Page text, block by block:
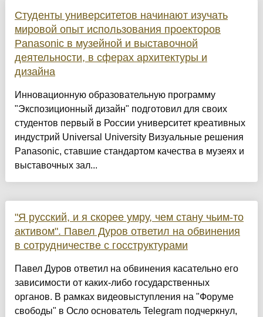
Студенты университетов начинают изучать
мировой опыт использования проекторов
Panasonic в музейной и выставочной
деятельности, в сферах архитектуры и
дизайна
Инновационную образовательную программу
"Экспозиционный дизайн" подготовил для своих
студентов первый в России университет креативных
индустрий Universal University Визуальные решения
Panasonic, ставшие стандартом качества в музеях и
выставочных зал...
"Я русский, и я скорее умру, чем стану чьим-то
активом". Павел Дуров ответил на обвинения
в сотрудничестве с госструктурами
Павел Дуров ответил на обвинения касательно его
зависимости от каких-либо государственных
органов. В рамках видеовыступления на "Форуме
свободы" в Осло основатель Telegram подчеркнул,